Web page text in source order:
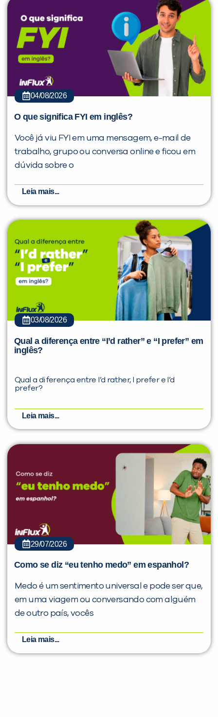
04/08/2026
O que significa FYI em inglês?
Você já viu FYI em uma mensagem, e-mail de
trabalho, grupo ou conversa online e ficou em
dúvida sobre o
Leia mais...
03/08/2026
Qual a diferença entre “I’d rather” e “I prefer” em
inglês?
Qual a diferença entre I’d rather, I prefer e I’d
prefer?
Leia mais...
29/07/2026
Como se diz “eu tenho medo” em espanhol?
Medo é um sentimento universal e pode ser que,
em uma viagem ou conversando com alguém
de outro país, vocês
Leia mais...